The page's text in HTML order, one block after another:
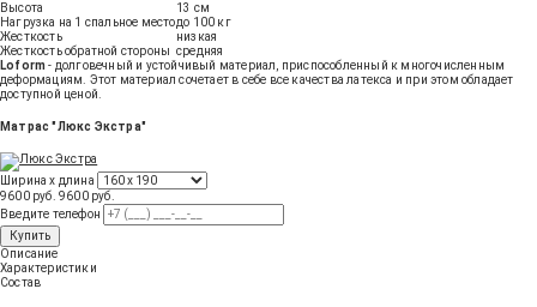
Высота
13 см
Нагрузка на 1 спальное местодо 100 кг
Жесткость
низкая
Жесткость обратной стороны средняя
Loform - долговечный и устойчивый материал, приспособленный к многочисленным
деформациям. Этот материал сочетает в себе все качества латекса и при этом обладает
доступной ценой.
Матрас "Люкс Экстра"
Ширина х длина
9600 руб. 9600 руб.
Введите телефон
Купить
Описание
Характеристики
Состав